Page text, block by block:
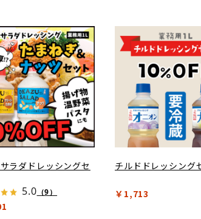
ラダドレッシングセ
5.0 （9）
チルドドレッシング
￥1,713